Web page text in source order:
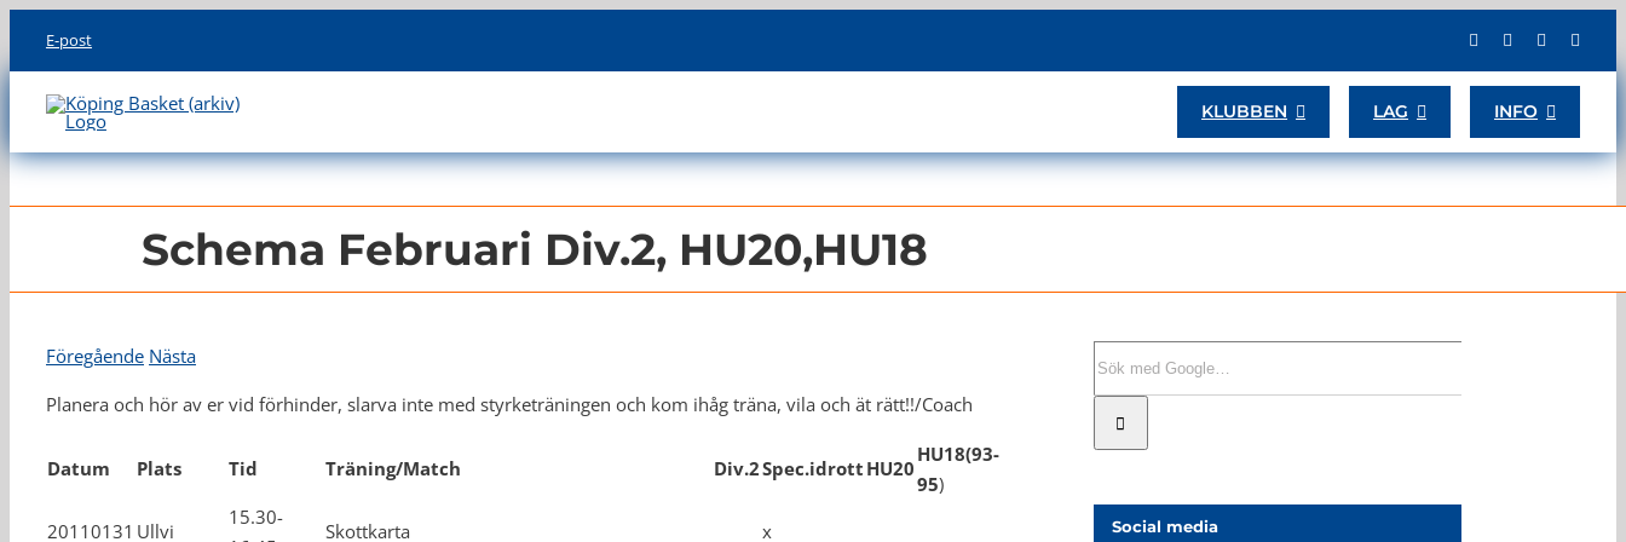
content
E-post
KLUBBEN LAG INFO
Schema Februari Div.2, HU20,HU18
Föregående Nästa
Planera och hör av er vid förhinder, slarva inte med styrketräningen och kom ihåg träna, vila och ät rätt!!/Coach
Datum Plats Tid Träning/Match Div.2Spec.idrott HU20
HU18(93-
95)
20110131 Ullvi
15.30-
Skottkarta
x
Social media